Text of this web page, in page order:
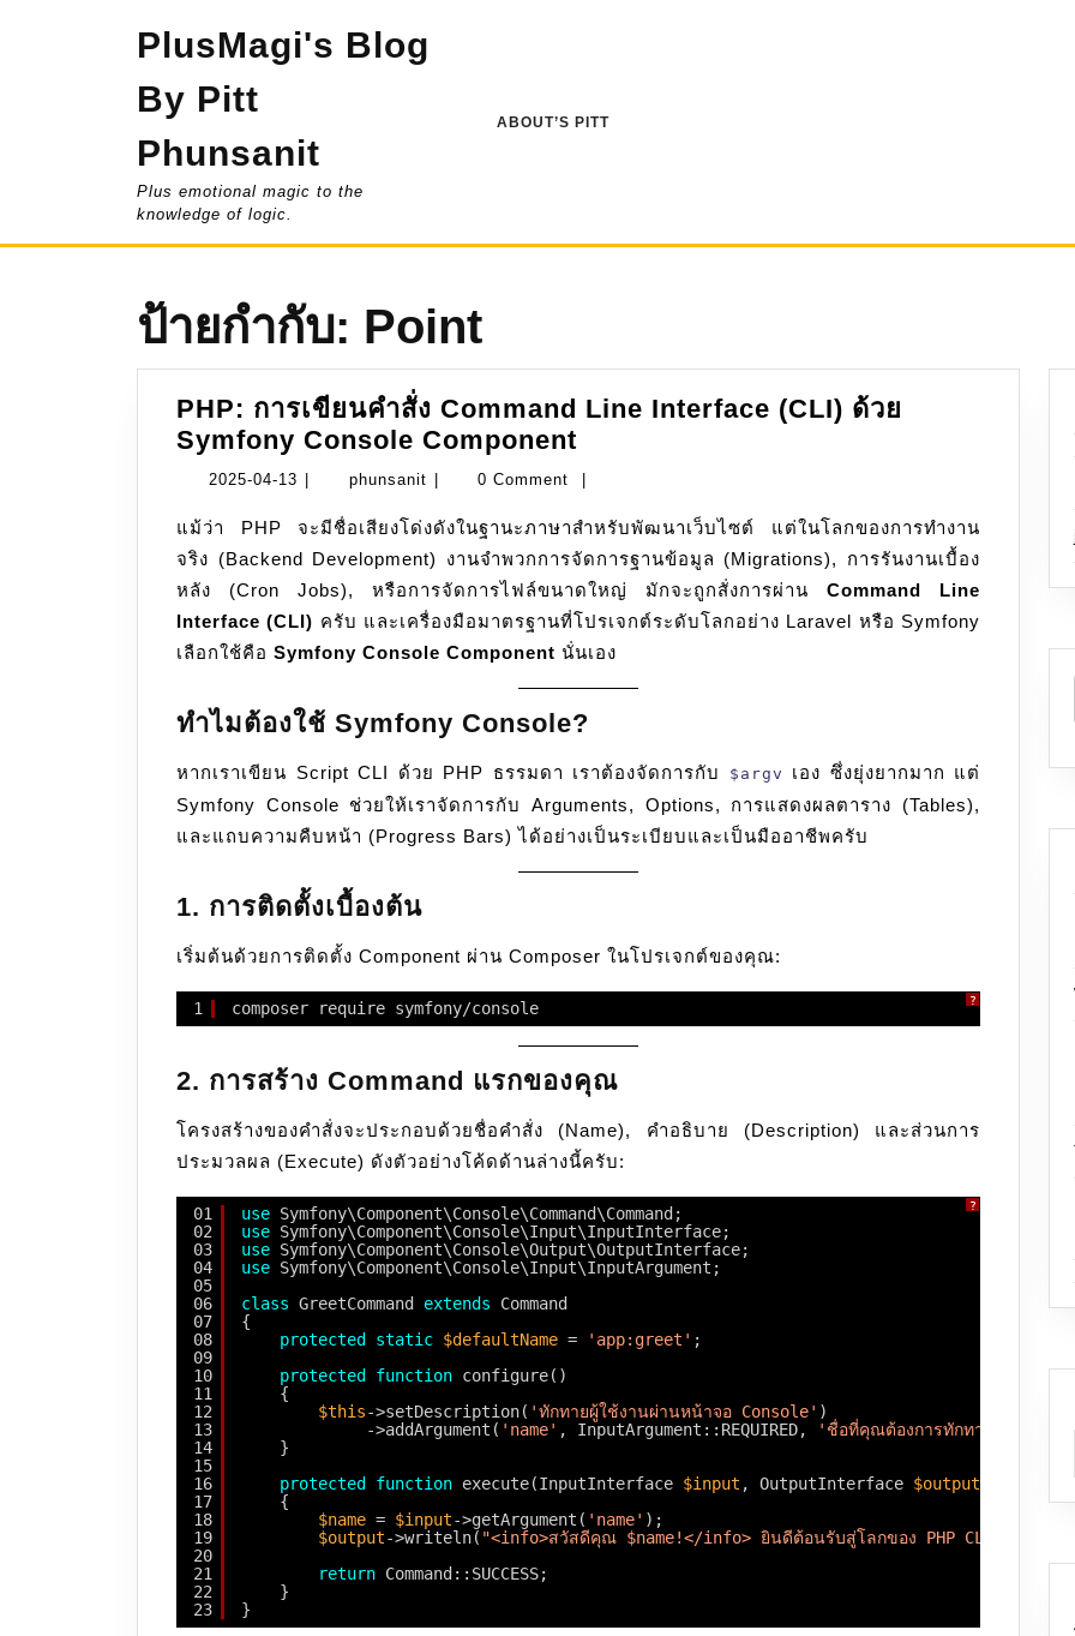
PlusMagi's Blog
By Pitt
Phunsanit
Plus emotional magic to the
knowledge of logic.
ABOUT’S PITT
ป้ายกำกับ: Point
PHP: การเขียนคำสั่ง Command Line Interface (CLI) ด้วย
Symfony Console Component
การ
คำ
สั่ง
Command
Line
Interface
(CLI)
ด้วย
Console
Component
2025-04-13 2025-
13
phunsanit phunsanit0 Comment
แม้ว่า PHP จะมีชื่อเสียงโด่งดังในฐานะภาษาสำหรับพัฒนาเว็บไซต์ แต่ในโลกของการทำงาน
จริง (Backend Development) งานจำพวกการจัดการฐานข้อมูล (Migrations), การรันงานเบื้อง
หลัง (Cron Jobs), หรือการจัดการไฟล์ขนาดใหญ่ มักจะถูกสั่งการผ่าน Command Line
Interface (CLI) ครับ และเครื่องมือมาตรฐานที่โปรเจกต์ระดับโลกอย่าง Laravel หรือ Symfony
เลือกใช้คือ Symfony Console Component นั่นเอง
ทำไมต้องใช้ Symfony Console?
หากเราเขียน Script CLI ด้วย PHP ธรรมดา เราต้องจัดการกับ $argv
เอง ซึ่งยุ่งยากมาก แต่
Symfony Console ช่วยให้เราจัดการกับ Arguments, Options, การแสดงผลตาราง (Tables),
และแถบความคืบหน้า (Progress Bars) ได้อย่างเป็นระเบียบและเป็นมืออาชีพครับ
1. การติดตั้งเบื้องต้น
เริ่มต้นด้วยการติดตั้ง Component ผ่าน Composer ในโปรเจกต์ของคุณ:
?
1 composer require symfony/console
2. การสร้าง Command แรกของคุณ
โครงสร้างของคำสั่งจะประกอบด้วยชื่อคำสั่ง (Name), คำอธิบาย (Description) และส่วนการ
ประมวลผล (Execute) ดังตัวอย่างโค้ดด้านล่างนี้ครับ:
?
01
02
03
04
05
06
07
08
09
10
11
12
13
14
15
16
17
18
19
20
21
22
23
use Symfony\Component\Console\Command\Command;
use Symfony\Component\Console\Input\InputInterface;
use Symfony\Component\Console\Output\OutputInterface;
use Symfony\Component\Console\Input\InputArgument;
class GreetCommand extends
Command
{
protected
static $defaultName = 'app:greet' ;
protected
function configure()
{
$this->setDescription( 'ทักทายผู้ใช้งานผ่านหน้าจอ Console' )
->addArgument( 'name' , InputArgument::REQUIRED, 'ชื่อที่คุณต้องการทักทาย'
}
protected
function execute(InputInterface $input , OutputInterface $output
{
$name = $input->getArgument( 'name' );
$output->writeln( "<info>สวัสดีคุณ $name!</info> ยินดีต้อนรับสู่โลกของ PHP CLI"
return Command::SUCCESS;
}
}